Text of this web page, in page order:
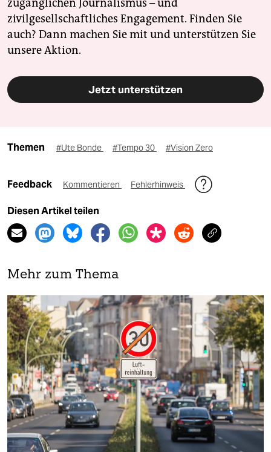
zugänglichen Journalismus – und
zivilgesellschaftliches Engagement. Finden Sie
auch? Dann machen Sie mit und unterstützen Sie
unsere Aktion.
Jetzt unterstützen
Themen #Ute Bonde #Tempo 30 #Vision Zero
Feedback Kommentieren Fehlerhinweis
Diesen Artikel teilen
Mehr zum Thema